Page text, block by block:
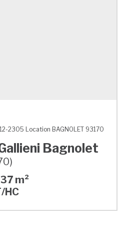
Bagnolet
2305 Location BAGNOLET 93170
Bagnolet
m²
HC